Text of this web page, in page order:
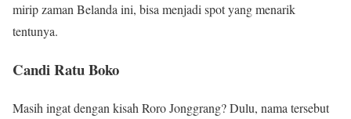
mirip zaman Belanda ini, bisa menjadi spot yang menarik
tentunya.
Candi Ratu Boko
Masih ingat dengan kisah Roro Jonggrang? Dulu, nama tersebut